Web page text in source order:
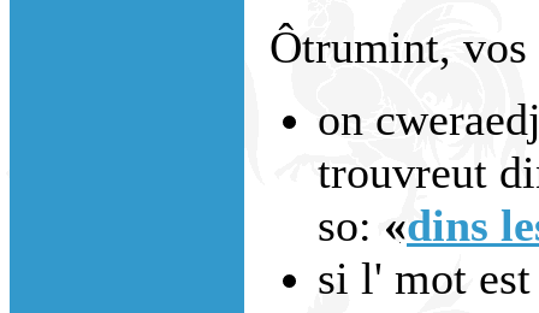
Ôtrumint,
on
trouvreut
so: «dins
si l' mot